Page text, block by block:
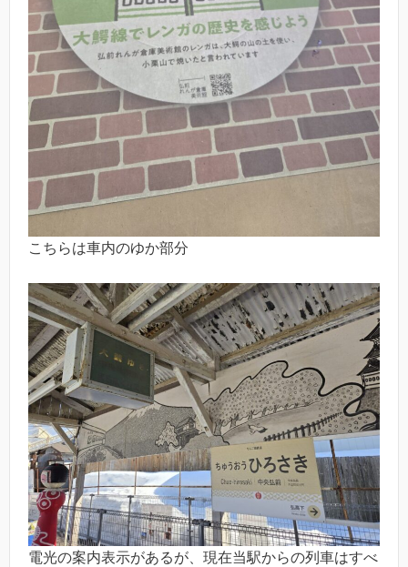
こちらは車内のゆか部分
電光の案内表示があるが、現在当駅からの列車はすべ